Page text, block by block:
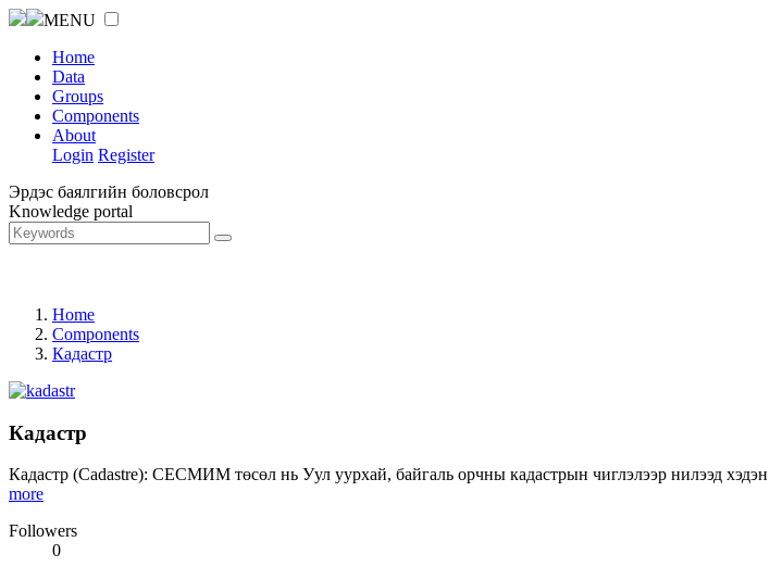
MENU
Home
Data
Groups
Components
About
Login Register
Эрдэс баялгийн боловсрол
Knowledge portal
Home
Components
Кадастр
Кадастр
Кадастр (Cadastre): СЕСМИМ төсөл нь Уул уурхай, байгаль орчны кадастрын чиглэлээр нилээд
more
Followers
0